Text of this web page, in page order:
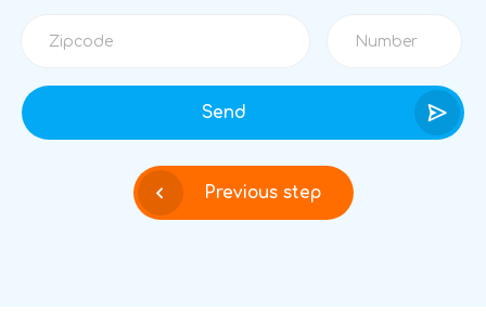
Send
Previous step